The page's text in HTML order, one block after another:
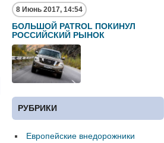
8 Июнь 2017, 14:54
БОЛЬШОЙ PATROL ПОКИНУЛ
РОССИЙСКИЙ РЫНОК
РУБРИКИ
Европейские внедорожники